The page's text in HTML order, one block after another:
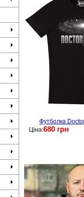
Футболка
Ціна:680 грн